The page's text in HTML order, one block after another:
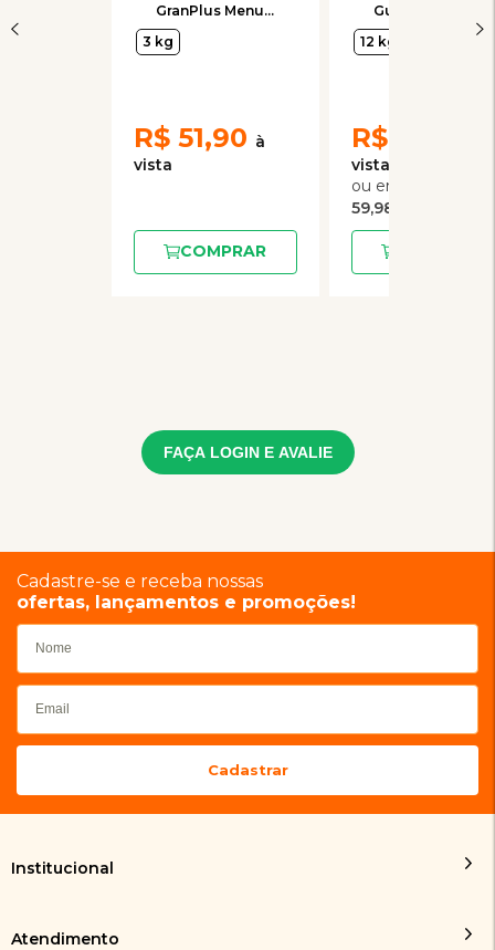
GranPlus Menu
Carne e Arroz
para Cães
3 kg
R$ 51,90
COMPRAR
Guabi Natural
Frango e Arroz
Integral para
12 kg
R$
59,98
FAÇA LOGIN E AVALIE
Cadastre-se e receba nossas
ofertas, lançamentos e promoções!
Institucional
Atendimento